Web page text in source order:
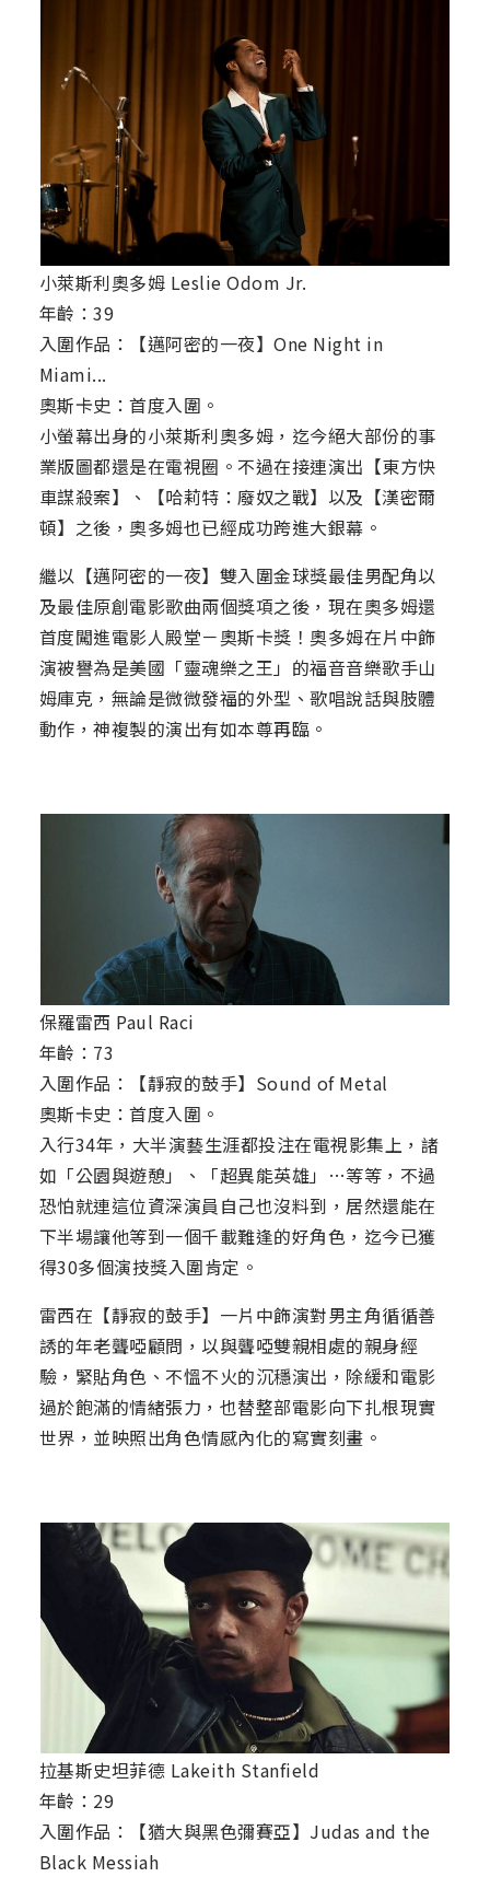
小萊斯利奧多姆 Leslie Odom Jr.
年齡：39
入圍作品：【邁阿密的一夜】One Night in
Miami...
奧斯卡史：首度入圍。
小螢幕出身的小萊斯利奧多姆，迄今絕大部份的事
業版圖都還是在電視圈。不過在接連演出【東方快
車謀殺案】、【哈莉特：廢奴之戰】以及【漢密爾
頓】之後，奧多姆也已經成功跨進大銀幕。
繼以【邁阿密的一夜】雙入圍金球獎最佳男配角以
及最佳原創電影歌曲兩個獎項之後，現在奧多姆還
首度闖進電影人殿堂－奧斯卡獎！奧多姆在片中飾
演被譽為是美國「靈魂樂之王」的福音音樂歌手山
姆庫克，無論是微微發福的外型、歌唱說話與肢體
動作，神複製的演出有如本尊再臨。
保羅雷西 Paul Raci
年齡：73
入圍作品：【靜寂的鼓手】Sound of Metal
奧斯卡史：首度入圍。
入行34年，大半演藝生涯都投注在電視影集上，諸
如「公園與遊憩」、「超異能英雄」…等等，不過
恐怕就連這位資深演員自己也沒料到，居然還能在
下半場讓他等到一個千載難逢的好角色，迄今已獲
得30多個演技獎入圍肯定。
雷西在【靜寂的鼓手】一片中飾演對男主角循循善
誘的年老聾啞顧問，以與聾啞雙親相處的親身經
驗，緊貼角色、不慍不火的沉穩演出，除緩和電影
過於飽滿的情緒張力，也替整部電影向下扎根現實
世界，並映照出角色情感內化的寫實刻畫。
拉基斯史坦菲德 Lakeith Stanfield
年齡：29
入圍作品：【猶大與黑色彌賽亞】Judas and the
Black Messiah